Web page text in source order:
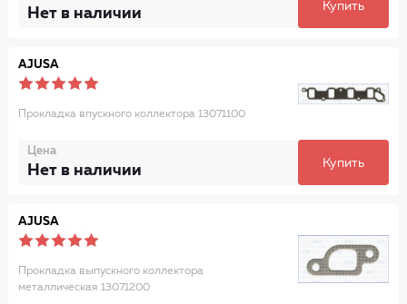
Нет в наличии Купить
AJUSA
Прокладка впускного коллектора 13071100
Цена
Нет в наличии Купить
AJUSA
Прокладка выпускного коллектора
металлическая 13071200